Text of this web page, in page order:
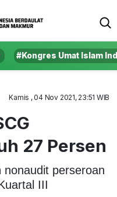
#Kongres Umat Islam
Kamis , 04 Nov 2021, 23:51 WIB
27 Persen
nonaudit perseroan
III